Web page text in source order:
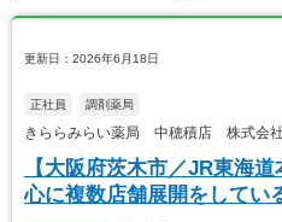
更新日：2026年6月18日
正社員 調剤薬局
きららみらい薬局 中穂積店 株式会社
【大阪府茨木市／JR東海
心に複数店舗展開をしてい